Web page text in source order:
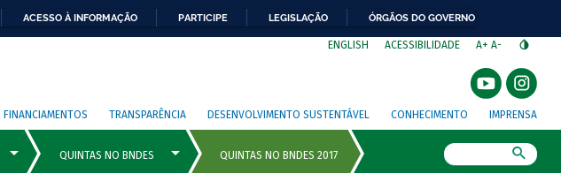
ACESSO À INFORMAÇÃO PARTICIPE LEGISLAÇÃO ÓRGÃOS DO GOVERNO
ENGLISH ACESSIBILIDADE A+ A-
FINANCIAMENTOS TRANSPARÊNCIA DESENVOLVIMENTO SUSTENTÁVEL CONHECIMENTO IMPRENSA